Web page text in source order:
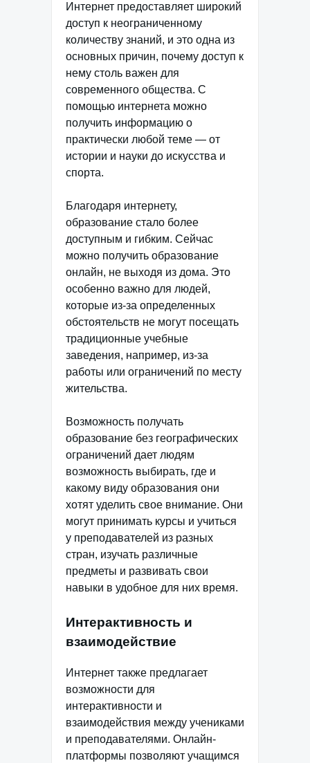
Интернет предоставляет широкий
доступ к неограниченному
количеству знаний, и это одна из
основных причин, почему доступ к
нему столь важен для
современного общества. С
помощью интернета можно
получить информацию о
практически любой теме — от
истории и науки до искусства и
спорта.
Благодаря интернету,
образование стало более
доступным и гибким. Сейчас
можно получить образование
онлайн, не выходя из дома. Это
особенно важно для людей,
которые из-за определенных
обстоятельств не могут посещать
традиционные учебные
заведения, например, из-за
работы или ограничений по месту
жительства.
Возможность получать
образование без географических
ограничений дает людям
возможность выбирать, где и
какому виду образования они
хотят уделить свое внимание. Они
могут принимать курсы и учиться
у преподавателей из разных
стран, изучать различные
предметы и развивать свои
навыки в удобное для них время.
Интерактивность и
взаимодействие
Интернет также предлагает
возможности для
интерактивности и
взаимодействия между учениками
и преподавателями. Онлайн-
платформы позволяют учащимся